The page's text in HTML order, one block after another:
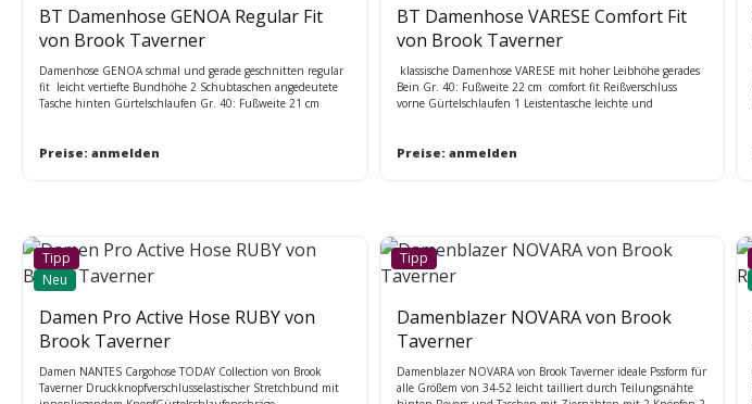
BT Damenhose GENOA Regular Fit
von Brook Taverner
Damenhose GENOA schmal und gerade geschnitten regular
fit leicht vertiefte Bundhöhe 2 Schubtaschen angedeutete
Tasche hinten Gürtelschlaufen Gr. 40: Fußweite 21 cm
Preise: anmelden
BT Damenhose VARESE Comfort Fit
von Brook Taverner
klassische Damenhose VARESE mit hoher Leibhöhe gerades
Bein Gr. 40: Fußweite 22 cm comfort fit Reißverschluss
vorne Gürtelschlaufen 1 Leistentasche leichte und
Preise: anmelden
Tipp
Neu
Damen Pro Active Hose RUBY von
Brook Taverner
Damen NANTES Cargohose TODAY Collection von Brook
Taverner Druckknopfverschlusselastischer Stretchbund mit
Tipp
Damenblazer NOVARA von Brook
Taverner
Damenblazer NOVARA von Brook Taverner ideale Pssform für
alle Größem von 34-52 leicht tailliert durch Teilungsnähte